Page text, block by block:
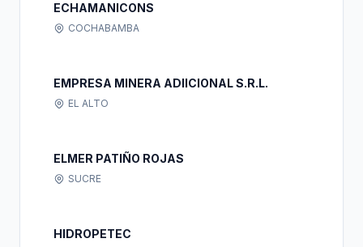
ECHAMANICONS
COCHABAMBA
EMPRESA MINERA ADIICIONAL S.R.L.
EL ALTO
ELMER PATIÑO ROJAS
SUCRE
HIDROPETEC